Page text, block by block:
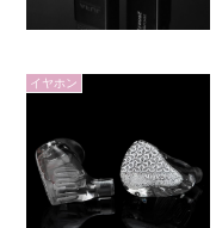
イヤホン